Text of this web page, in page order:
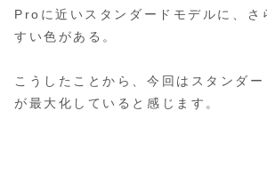
Proに近いスタンダードモデルに、さ
すい色がある。
こうしたことから、今回はスタンダ
が最大化していると感じます。